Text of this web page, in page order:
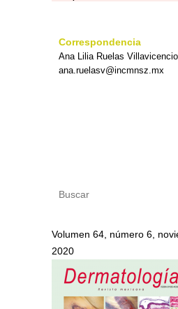
Correspondencia
Ana Lilia Ruelas Villavicencio
ana.ruelasv@incmnsz.mx
Volumen 64, número 6,
2020